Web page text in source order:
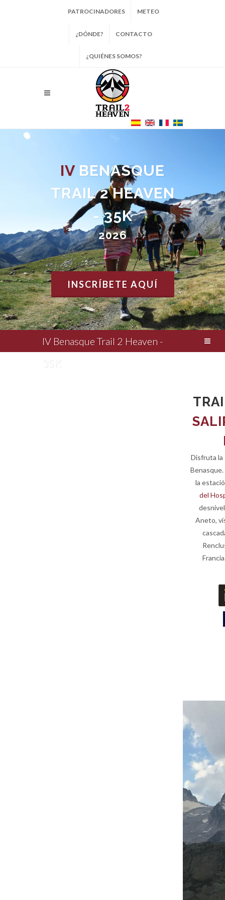
PATROCINADORES METEO
¿DÓNDE? CONTACTO
¿QUIÉNES SOMOS?
IV BENASQUE
TRAIL 2 HEAVEN
- 35K
2026
INSCRÍBETE AQUÍ
IV Benasque Trail 2 Heaven -
35K
Disfruta la
la
del
Aneto,